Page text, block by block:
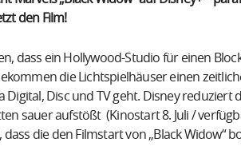
den Film!
dass ein Hollywood-Studio für einen
die Lichtspielhäuser einen
Disc und TV geht. Disney reduziert
sauer aufstößt (Kinostart 8. Juli /
dass die den Filmstart von „Black Widow“